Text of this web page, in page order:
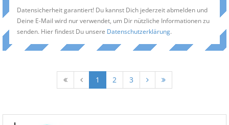
Datensicherheit garantiert! Du kannst Dich jederzeit abmelden und
Deine E-Mail wird nur verwendet, um Dir nützliche Informationen zu
senden. Hier findest Du unsere Datenschutzerklärung.
1 2 3